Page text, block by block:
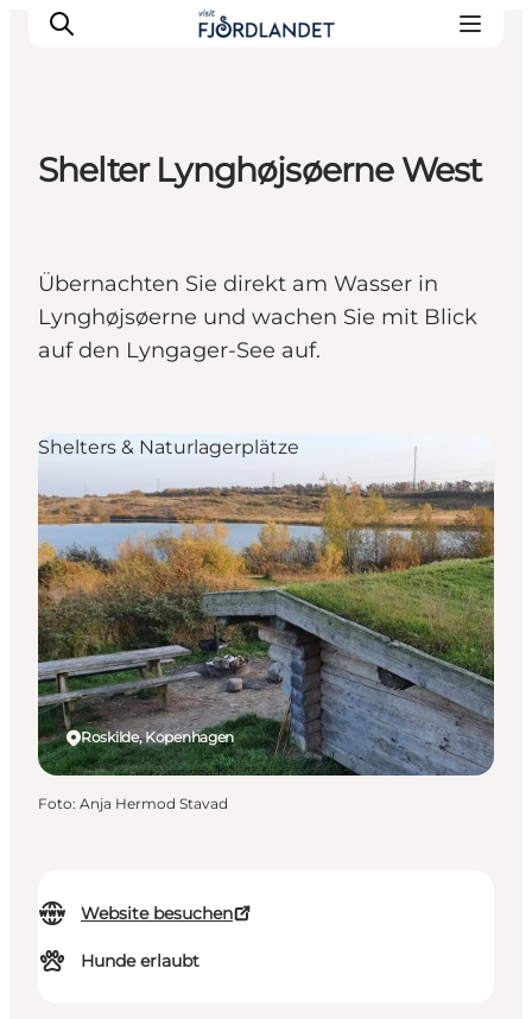
Reiseführer & Inspiration
Unterkünfte
Erlebnisse
Shelter Lynghøjsøerne West
Übernachten Sie direkt am Wasser in
Lynghøjsøerne und wachen Sie mit Blick
auf den Lyngager-See auf.
Website besuchen
Hunde erlaubt
Roskilde, Kopenhagen
Shelters & Naturlagerplätze
Foto: Anja Hermod Stavad